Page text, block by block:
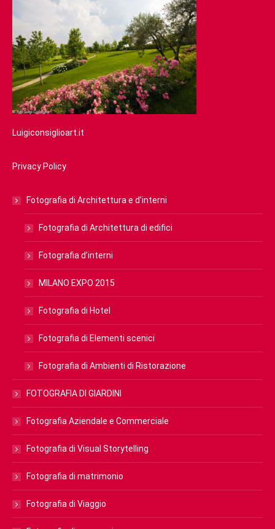
Luigiconsiglioart.it
Privacy Policy
Fotografia di Architettura e d’interni
Fotografia di Architettura di edifici
Fotografia d’interni
MILANO EXPO 2015
Fotografia di Hotel
Fotografia di Elementi scenici
Fotografia di Ambienti di Ristorazione
FOTOGRAFIA DI GIARDINI
Fotografia Aziendale e Commerciale
Fotografia di Visual Storytelling
Fotografia di matrimonio
Fotografia di Viaggio